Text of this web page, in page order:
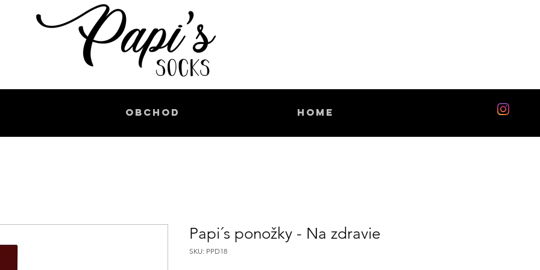
Home
Obchod
Papi´s ponožky - Na zdravie
SKU: PPD18